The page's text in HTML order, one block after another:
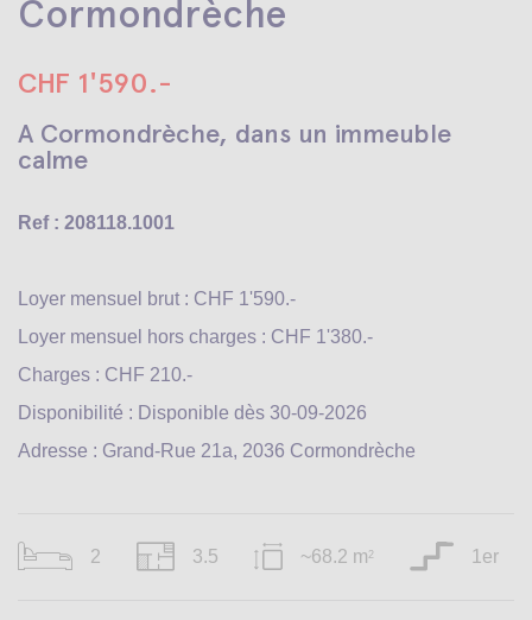
Cormondrèche
CHF 1'590.-
A Cormondrèche, dans un immeuble
calme
Ref : 208118.1001
Loyer mensuel brut : CHF 1'590.-
Loyer mensuel hors charges : CHF 1'380.-
Charges : CHF 210.-
Disponibilité : Disponible dès 30-09-2026
Adresse : Grand-Rue 21a, 2036 Cormondrèche
2 3.5 ~68.2 m 2 1er